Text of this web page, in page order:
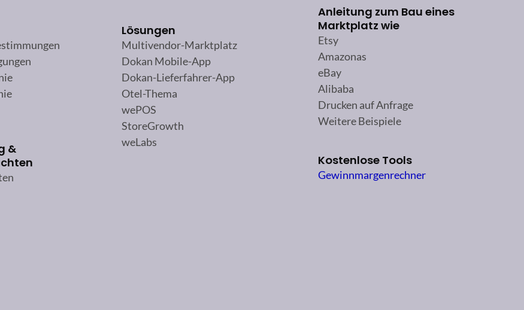
&
Lösungen
Multivendor-Marktplatz
Dokan Mobile-App
Dokan-Lieferfahrer-App
Otel-Thema
wePOS
StoreGrowth
weLabs
Anleitung zum Bau eines
Marktplatz wie
Etsy
Amazonas
eBay
Alibaba
Drucken auf Anfrage
Weitere Beispiele
Kostenlose Tools
Gewinnmargenrechner